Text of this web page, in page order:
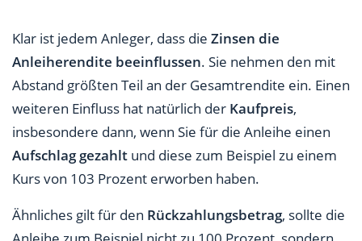
Klar ist jedem Anleger, dass die Zinsen die
Anleiherendite beeinflussen. Sie nehmen den mit
Abstand größten Teil an der Gesamtrendite ein. Einen
weiteren Einfluss hat natürlich der Kaufpreis,
insbesondere dann, wenn Sie für die Anleihe einen
Aufschlag gezahlt und diese zum Beispiel zu einem
Kurs von 103 Prozent erworben haben.
Ähnliches gilt für den Rückzahlungsbetrag, sollte die